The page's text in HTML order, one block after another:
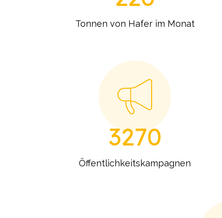
Tonnen von Hafer im Monat
3270
Öffentlichkeitskampagnen